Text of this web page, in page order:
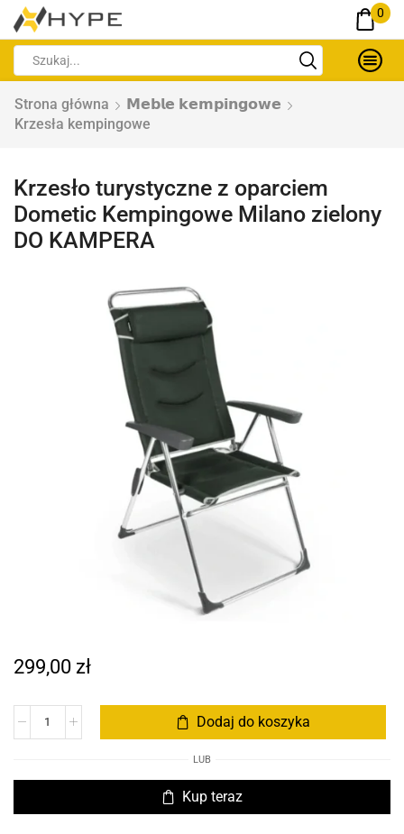
0
Strona główna
𝗠𝗲𝗯𝗹𝗲 𝗸𝗲𝗺𝗽𝗶𝗻𝗴𝗼𝘄𝗲
Krzesła kempingowe
Krzesło turystyczne z oparciem
Dometic Kempingowe Milano zielony
DO KAMPERA
299,00 zł
Dodaj do koszyka
LUB
Kup teraz